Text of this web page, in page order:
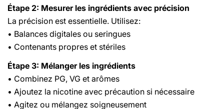
Étape 2: Mesurer les ingrédients avec précision
La précision est essentielle. Utilisez:
• Balances digitales ou seringues
• Contenants propres et stériles
Étape 3: Mélanger les ingrédients
• Combinez PG, VG et arômes
• Ajoutez la nicotine avec précaution si nécessaire
• Agitez ou mélangez soigneusement